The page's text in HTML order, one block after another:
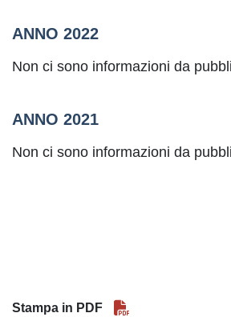
ANNO 2022
Non ci sono informazioni da
ANNO 2021
Non ci sono informazioni da
Stampa in PDF